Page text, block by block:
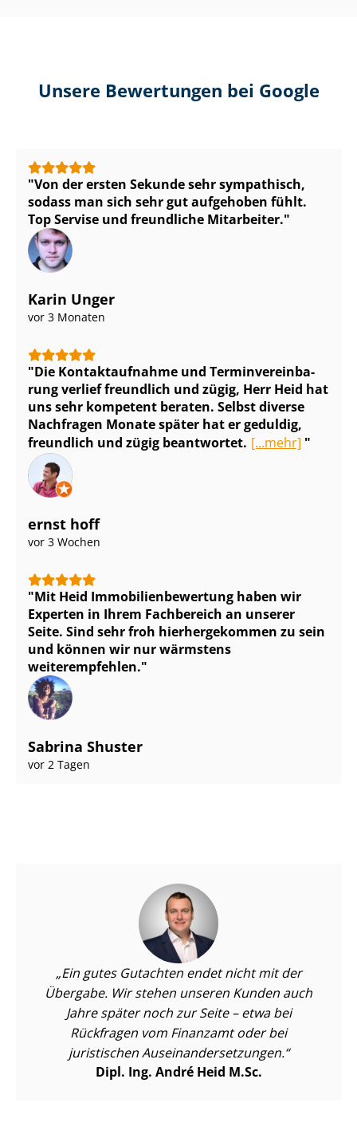
Unsere Bewertungen bei Google
Von der ersten Sekunde sehr sympathisch,
sodass man sich sehr gut aufgehoben fühlt.
Top Servise und freundliche Mitarbeiter.
Karin Unger
vor 3 Monaten
Die Kontaktaufnahme und Ter­min­ver­ein­ba­
rung verlief freundlich und zügig, Herr Heid hat
uns sehr kompetent beraten. Selbst diverse
Nachfragen Monate später hat er geduldig,
freundlich und zügig beantwortet. [...mehr]
ernst hoff
vor 3 Wochen
Mit Heid Im­mo­bi­li­en­be­wer­tung haben wir
Experten in Ihrem Fachbereich an unserer
Seite. Sind sehr froh hierhergekommen zu sein
und können wir nur wärmstens
weiterempfehlen.
Sabrina Shuster
vor 2 Tagen
Ein gutes Gutachten endet nicht mit der
Übergabe. Wir stehen unseren Kunden auch
Jahre später noch zur Seite – etwa bei
Rückfragen vom Finanzamt oder bei
juristischen Aus­ein­an­der­set­zun­gen.
Dipl. Ing. André Heid M.Sc.